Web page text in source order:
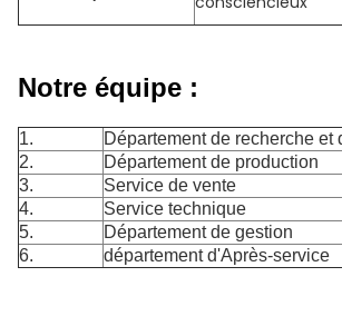
Notre équipe :
1.
Département de recherche et
2.
Département de production
3.
Service de vente
4.
Service technique
5.
Département de gestion
6.
département d'Après-service